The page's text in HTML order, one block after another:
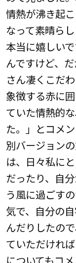
情熱が沸き起
なって素晴ら
本当に嬉しい
んですけど、
さん凄くこだ
象徴する赤に
ていた情熱的
た。」とコメ
別バージョン
は、日々私に
だったり、自
う風に過ごす
気で、自分の
んだりしたの
ていただけれ
についてもコ